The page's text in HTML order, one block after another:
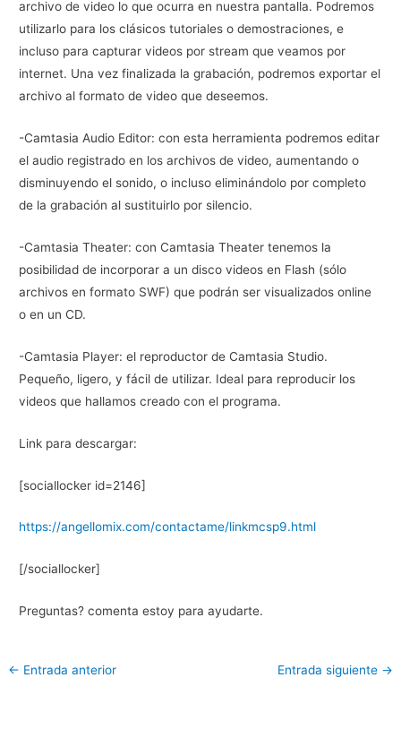
archivo de video lo que ocurra en nuestra pantalla. Podremos
utilizarlo para los clásicos tutoriales o demostraciones, e
incluso para capturar videos por stream que veamos por
internet. Una vez finalizada la grabación, podremos exportar el
archivo al formato de video que deseemos.
-Camtasia Audio Editor: con esta herramienta podremos editar
el audio registrado en los archivos de video, aumentando o
disminuyendo el sonido, o incluso eliminándolo por completo
de la grabación al sustituirlo por silencio.
-Camtasia Theater: con Camtasia Theater tenemos la
posibilidad de incorporar a un disco videos en Flash (sólo
archivos en formato SWF) que podrán ser visualizados online
o en un CD.
-Camtasia Player: el reproductor de Camtasia Studio.
Pequeño, ligero, y fácil de utilizar. Ideal para reproducir los
videos que hallamos creado con el programa.
Link para descargar:
[sociallocker id=2146]
https://angellomix.com/contactame/linkmcsp9.html
[/sociallocker]
Preguntas? comenta estoy para ayudarte.
← Entrada anterior Entrada siguiente →